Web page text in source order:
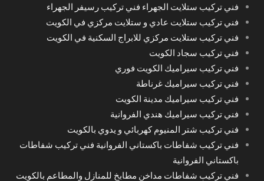
فني تركيب ستلايت الجهراء فني تركيب رسيفر الجهراء
فني تركيب ستلايت عادي و ستلايت مركزي في الكويت
فني تركيب ستلايت مركزي للابراج السكنية في الكويت
فني تركيب سجاد الكويت
فني تركيب سيراميك الكويت فوري
فني تركيب سيراميك غرناطة
فني تركيب سيراميك مدينة الكويت
فني تركيب سيراميك هندي الفروانية
فني تركيب شتر المنيوم كهربائي و يدوي بالكويت
فني تركيب شفاطات باكستاني الفروانية فني تركيب شفاطات
باكستاني الفروانية
فني تركيب شفاطات مداخن مطابخ للمنازل والمطاعم بالكويت